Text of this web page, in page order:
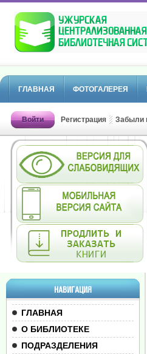
ГЛАВНАЯ ФОТОГАЛЕРЕЯ
Войти Регистрация Забыли
НАВИГАЦИЯ
ГЛАВНАЯ
О БИБЛИОТЕКЕ
ПОДРАЗДЕЛЕНИЯ